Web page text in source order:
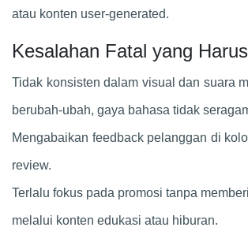
atau konten user-generated.
Kesalahan Fatal yang
Tidak konsisten dalam visual dan suara
berubah-ubah, gaya bahasa tidak
Mengabaikan feedback pelanggan di
review.
Terlalu fokus pada promosi tanpa
melalui konten edukasi atau hiburan.